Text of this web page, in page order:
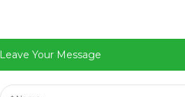
Leave Your Message